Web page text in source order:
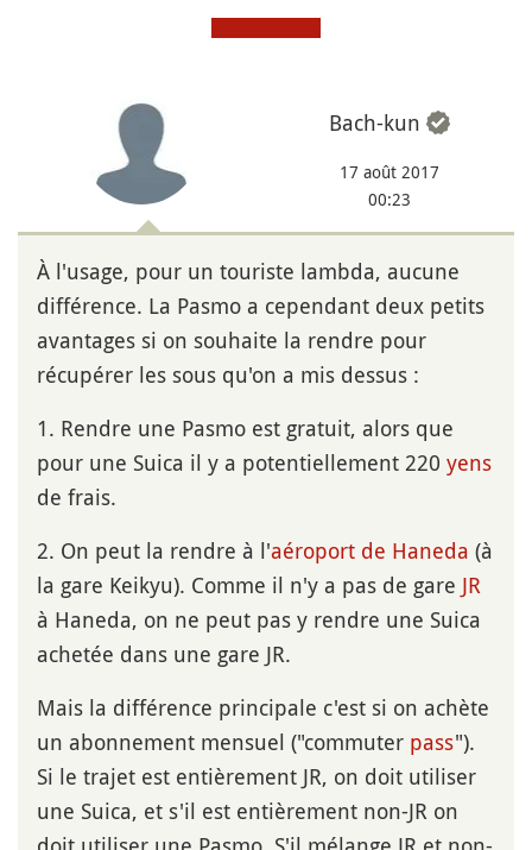
Bach-kun
17 août 2017
00:23
À l'usage, pour un touriste lambda, aucune
différence. La Pasmo a cependant deux petits
avantages si on souhaite la rendre pour
récupérer les sous qu'on a mis dessus :
1. Rendre une Pasmo est gratuit, alors que
pour une Suica il y a potentiellement 220 yens
de frais.
2. On peut la rendre à l'aéroport de Haneda (à
la gare Keikyu). Comme il n'y a pas de gare JR
à Haneda, on ne peut pas y rendre une Suica
achetée dans une gare JR.
Mais la différence principale c'est si on achète
un abonnement mensuel ("commuter pass").
Si le trajet est entièrement JR, on doit utiliser
une Suica, et s'il est entièrement non-JR on